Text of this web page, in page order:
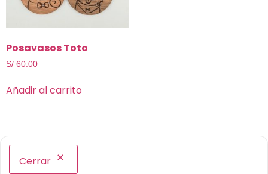
Posavasos Toto
S/ 60.00
Añadir al carrito
Cerrar